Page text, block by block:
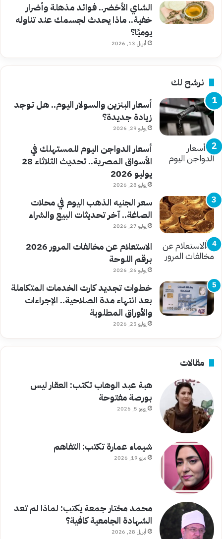
الشاي الأخضر.. فوائد مذهلة وأضرار
خفية.. ماذا يحدث لجسمك عند تناوله
يوميًا؟
أبريل 13, 2026
نرشح لك
أسعار البنزين والسولار اليوم.. هل توجد
زيادة جديدة؟
يوليو 29, 2026
أسعار الدواجن اليوم للمستهلك في
الأسواق المصرية.. تحديث الثلاثاء 28
يوليو 2026
يوليو 28, 2026
سعر الجنيه الذهب اليوم في محلات
الصاغة.. آخر تحديثات البيع والشراء
يوليو 27, 2026
الاستعلام عن مخالفات المرور 2026
برقم اللوحة
يوليو 26, 2026
خطوات تجديد كارت الخدمات المتكاملة
بعد انتهاء مدة الصلاحية.. الإجراءات
والأوراق المطلوبة
يوليو 25, 2026
مقالات
هبة عبد الوهاب تكتب: العقار ليس
بورصة مفتوحة
يونيو 5, 2026
شيماء عمارة تكتب: التفاهم
مايو 19, 2026
محمد مختار جمعة يكتب: لماذا لم تعد
الشهادة الجامعية كافية؟
أبريل 28, 2026